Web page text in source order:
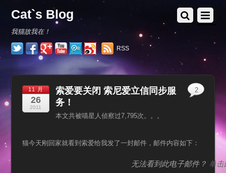
Cat`s Blog
我猫故我在！
RSS
11 月
26
2011
索爱要关闭 索尼爱立信同步服
务！
本文共被喵星人侦察过7,795次。。。
猫今天刚回家就看到索爱给我发了一封邮件，邮件内容如下：
无法看到此电子邮件？ 单击
2